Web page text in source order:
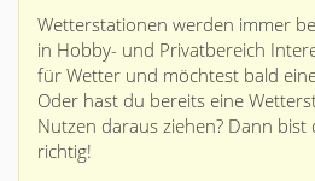
Wetterstationen werden immer
in Hobby- und Privatbereich
für Wetter und möchtest bald
Oder hast du bereits eine
Nutzen daraus ziehen? Dann
richtig!